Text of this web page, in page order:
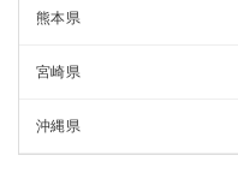
熊本県
宮崎県
沖縄県